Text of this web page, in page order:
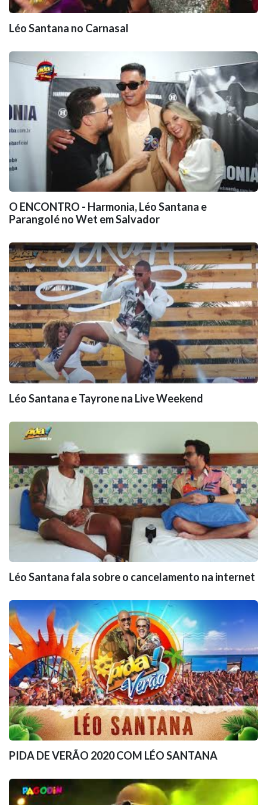
Léo Santana no Carnasal
O ENCONTRO - Harmonia, Léo Santana e
Parangolé no Wet em Salvador
Léo Santana e Tayrone na Live Weekend
Léo Santana fala sobre o cancelamento na internet
PIDA DE VERÃO 2020 COM LÉO SANTANA